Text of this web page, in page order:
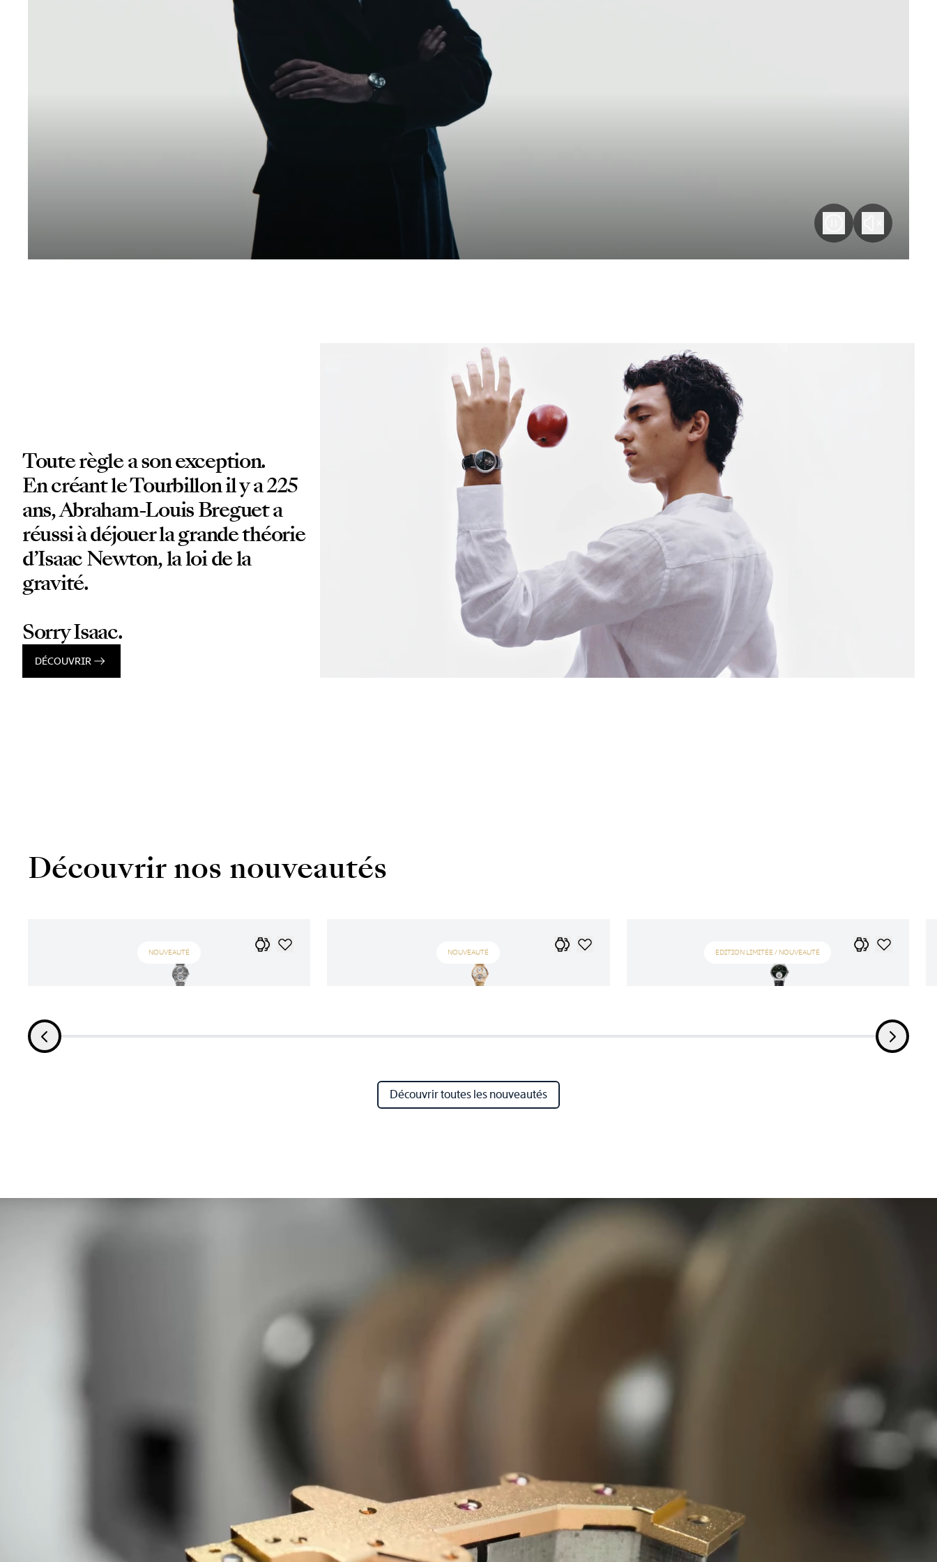
Toute règle a son exception.
En créant le Tourbillon il y a 225
ans, Abraham-Louis Breguet a
réussi à déjouer la grande théorie
d’Isaac Newton, la loi de la
gravité.
Sorry Isaac.
DÉCOUVRIR
Découvrir nos nouveautés
NOUVEAUTÉ NOUVEAUTÉ EDITION LIMITÉE / NOUVEAUTÉ
Découvrir toutes les nouveautés